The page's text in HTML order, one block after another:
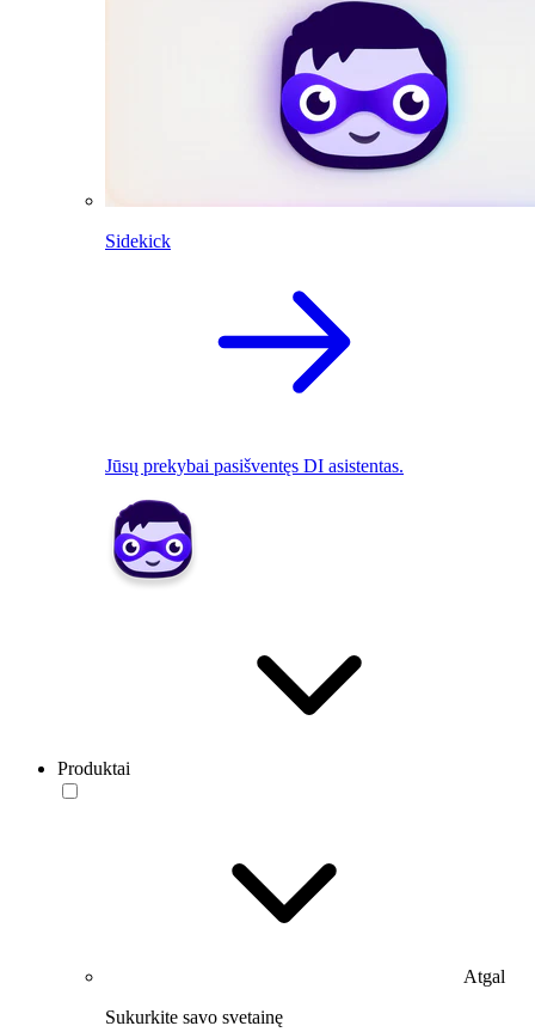
Sidekick
Jūsų prekybai pasišventęs DI asistentas.
Produktai
Atgal
Sukurkite savo svetainę